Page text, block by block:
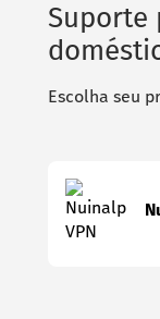
Suporte
Escolha seu